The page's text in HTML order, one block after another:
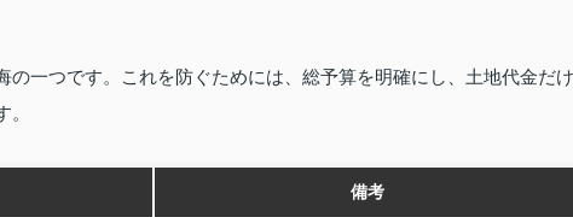
一つです。これを防ぐためには、総予算を明確にし、土地代金だけ
備考